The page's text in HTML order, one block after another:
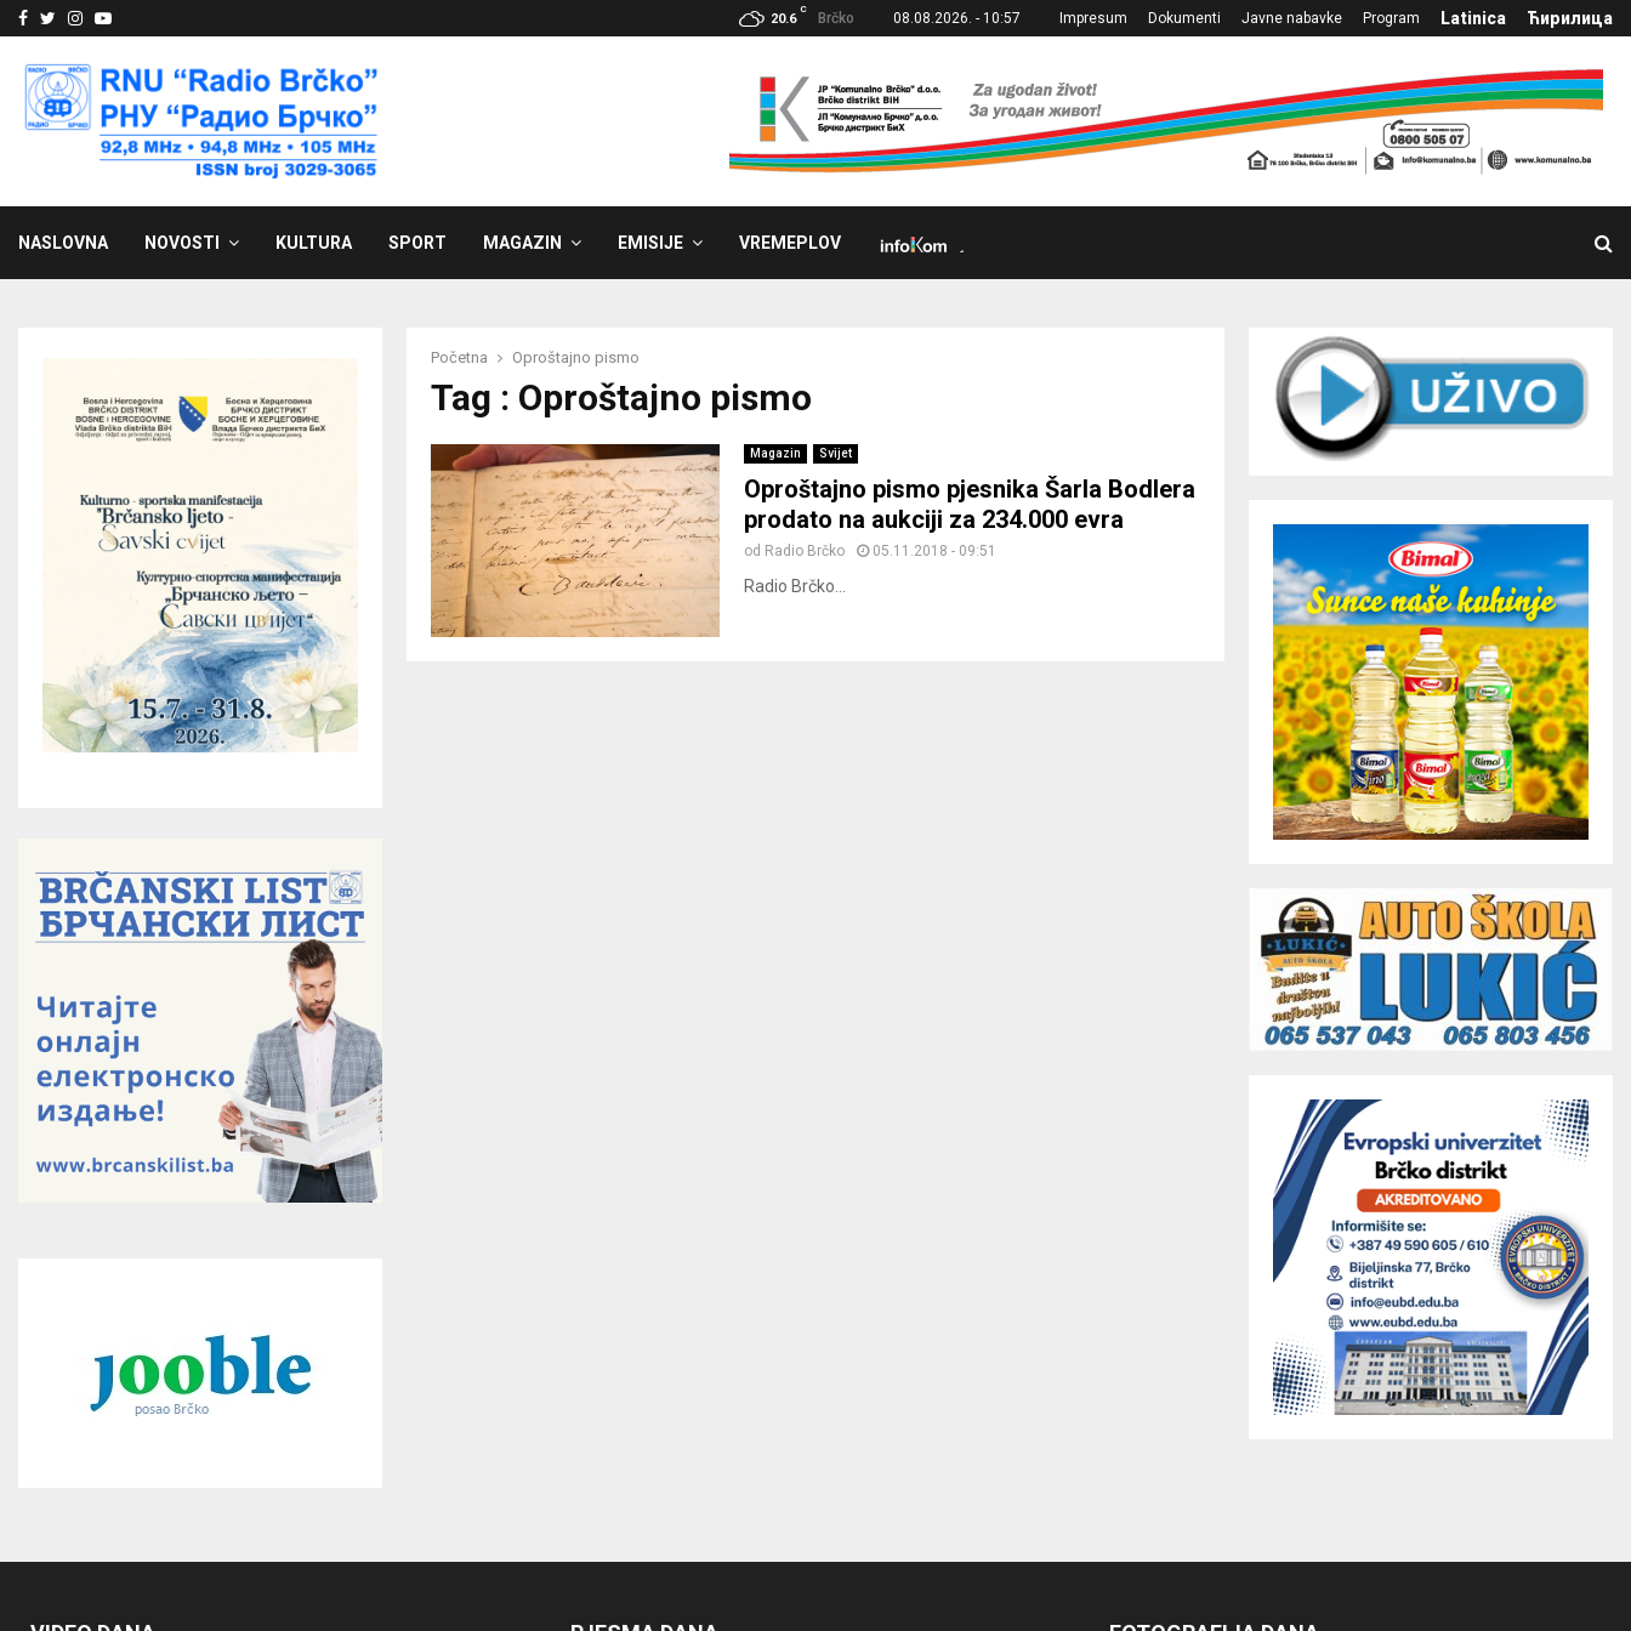
Facebook
Twitter
Instagram
Youtube 20.6
C
Brčko 08.08.2026. - 10:57 Impresum Dokumenti Javne nabavke Program Latinica Ћирилица
NASLOVNA NOVOSTI KULTURA SPORT MAGAZIN EMISIJE VREMEPLOV
Početna Oproštajno pismo
Tag : Oproštajno pismo
Magazin Svijet
Oproštajno pismo pjesnika Šarla Bodlera
prodato na aukciji za 234.000 evra
od Radio Brčko 05.11.2018 - 09:51
Radio Brčko...